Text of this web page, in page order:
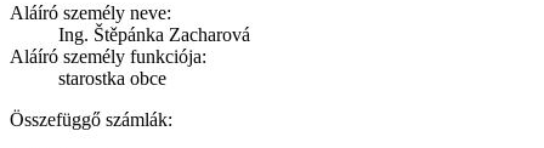
Aláíró személy neve:
Ing. Štěpánka Zacharová
Aláíró személy funkciója:
starostka obce
Összefüggő számlák: